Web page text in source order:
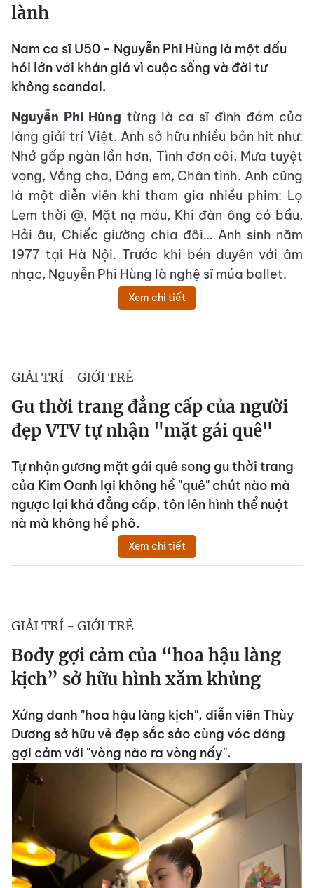
lành
Nam ca sĩ U50 - Nguyễn Phi Hùng là một dấu
hỏi lớn với khán giả vì cuộc sống và đời tư
không scandal.
Nguyễn Phi Hùng từng là ca sĩ đình đám của
làng giải trí Việt. Anh sở hữu nhiều bản hit như:
Nhớ gấp ngàn lần hơn, Tình đơn côi, Mưa tuyệt
vọng, Vắng cha, Dáng em, Chân tình. Anh cũng
là một diễn viên khi tham gia nhiều phim: Lọ
Lem thời @, Mặt nạ máu, Khi đàn ông có bầu,
Hải âu, Chiếc giường chia đôi… Anh sinh năm
1977 tại Hà Nội. Trước khi bén duyên với âm
nhạc, Nguyễn Phi Hùng là nghệ sĩ múa ballet.
Xem chi tiết
GIẢI TRÍ - GIỚI TRẺ
Gu thời trang đẳng cấp của người
đẹp VTV tự nhận "mặt gái quê"
Tự nhận gương mặt gái quê song gu thời trang
của Kim Oanh lại không hề "quê" chút nào mà
ngược lại khá đẳng cấp, tôn lên hình thể nuột
nà mà không hề phô.
Xem chi tiết
GIẢI TRÍ - GIỚI TRẺ
Body gợi cảm của “hoa hậu làng
kịch” sở hữu hình xăm khủng
Xứng danh "hoa hậu làng kịch", diễn viên Thùy
Dương sở hữu vẻ đẹp sắc sảo cùng vóc dáng
gợi cảm với "vòng nào ra vòng nấy".